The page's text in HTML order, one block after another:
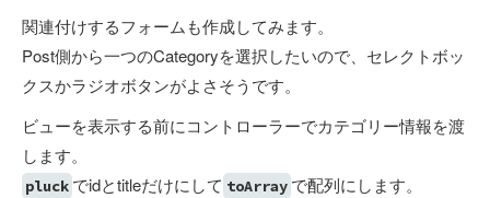
関連付けするフォームも作成してみます。
Post側から一つのCategoryを選択したいので、セレクトボッ
クスかラジオボタンがよさそうです。
ビューを表示する前にコントローラーでカテゴリー情報を渡
します。
pluck でidとtitleだけにして toArray で配列にします。